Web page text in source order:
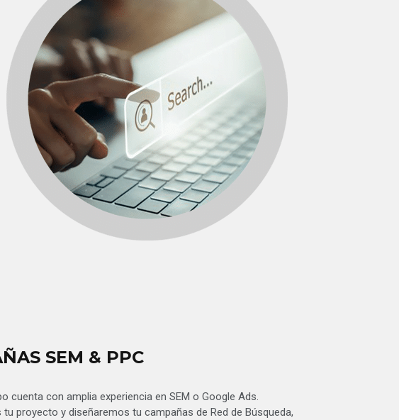
SEM & PPC
cuenta con amplia experiencia en SEM o Google Ads.
proyecto y diseñaremos tu campañas de Red de Búsqueda,